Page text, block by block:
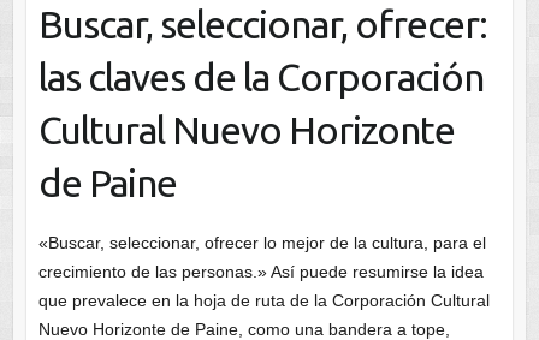
Buscar, seleccionar, ofrecer:
las claves de la Corporación
Cultural Nuevo Horizonte
de Paine
«Buscar, seleccionar, ofrecer lo mejor de la cultura, para el
crecimiento de las personas.» Así puede resumirse la idea
que prevalece en la hoja de ruta de la Corporación Cultural
Nuevo Horizonte de Paine, como una bandera a tope,